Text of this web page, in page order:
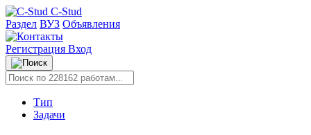
C-Stud
Раздел ВУЗ Объявления
Регистрация Вход
Тип
Задачи